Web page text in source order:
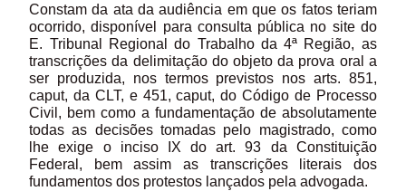
Constam da ata da audiência em que os fatos teriam
ocorrido, disponível para consulta pública no site do
E. Tribunal Regional do Trabalho da 4ª Região, as
transcrições da delimitação do objeto da prova oral a
ser produzida, nos termos previstos nos arts. 851,
caput, da CLT, e 451, caput, do Código de Processo
Civil, bem como a fundamentação de absolutamente
todas as decisões tomadas pelo magistrado, como
lhe exige o inciso IX do art. 93 da Constituição
Federal, bem assim as transcrições literais dos
fundamentos dos protestos lançados pela advogada.